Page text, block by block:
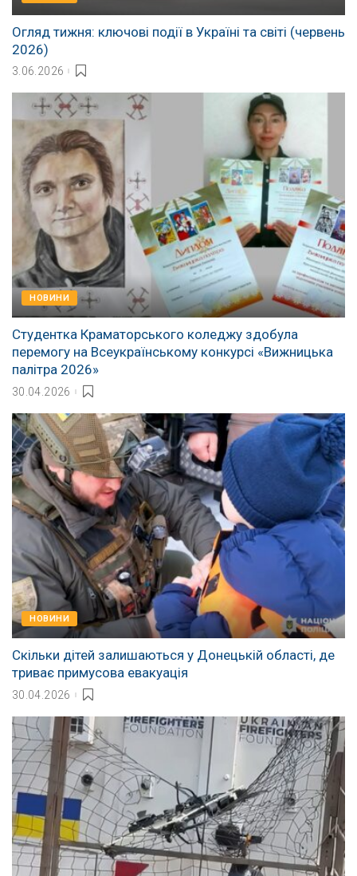
Огляд тижня: ключові події в Україні та світі (червень
2026)
3.06.2026
НОВИНИ
Студентка Краматорського коледжу здобула
перемогу на Всеукраїнському конкурсі «Вижницька
палітра 2026»
30.04.2026
НОВИНИ
Скільки дітей залишаються у Донецькій області, де
триває примусова евакуація
30.04.2026